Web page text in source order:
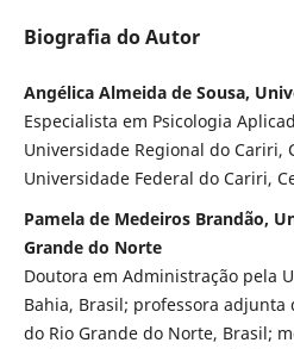
Biografia do Autor
Angélica Almeida de Sousa,
Especialista em Psicologia
Universidade Regional do Cariri,
Universidade Federal do Cariri,
Pamela de Medeiros Brandão,
Grande do Norte
Doutora em Administração pela
Bahia, Brasil; professora adjunta
do Rio Grande do Norte, Brasil;